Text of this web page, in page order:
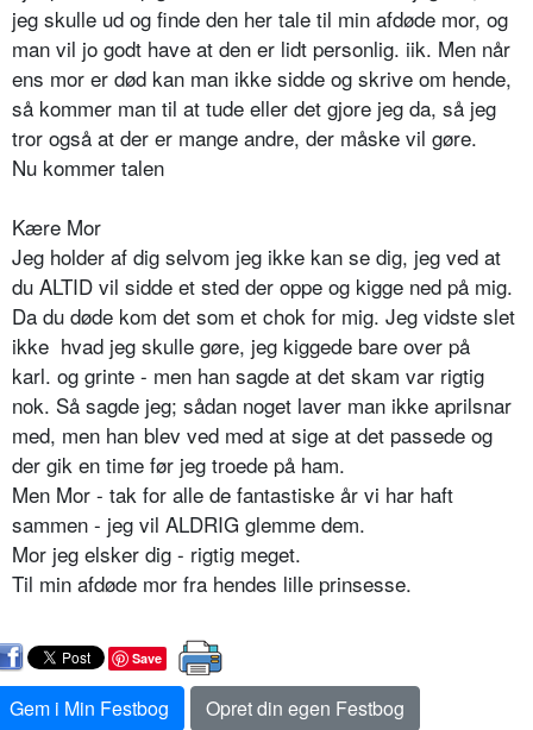
jeg skulle ud og finde den her tale til min afdøde mor, og
man vil jo godt have at den er lidt personlig. iik. Men når
ens mor er død kan man ikke sidde og skrive om hende,
så kommer man til at tude eller det gjore jeg da, så jeg
tror også at der er mange andre, der måske vil gøre.
Nu kommer talen
Kære Mor
Jeg holder af dig selvom jeg ikke kan se dig, jeg ved at
du ALTID vil sidde et sted der oppe og kigge ned på mig.
Da du døde kom det som et chok for mig. Jeg vidste slet
ikke hvad jeg skulle gøre, jeg kiggede bare over på
karl. og grinte - men han sagde at det skam var rigtig
nok. Så sagde jeg; sådan noget laver man ikke aprilsnar
med, men han blev ved med at sige at det passede og
der gik en time før jeg troede på ham.
Men Mor - tak for alle de fantastiske år vi har haft
sammen - jeg vil ALDRIG glemme dem.
Mor jeg elsker dig - rigtig meget.
Til min afdøde mor fra hendes lille prinsesse.
Save
Gem i Min Festbog
Opret din egen Festbog